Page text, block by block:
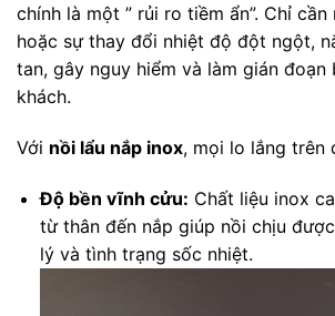
chính là một ” rủi ro tiềm ẩn”. Chỉ
hoặc sự thay đổi nhiệt độ đột ngột,
tan, gây nguy hiểm và làm gián đoạn
khách.
Với nồi lẩu nắp inox, mọi lo lắng trên
Độ bền vĩnh cửu: Chất liệu inox
từ thân đến nắp giúp nồi chịu
lý và tình trạng sốc nhiệt.